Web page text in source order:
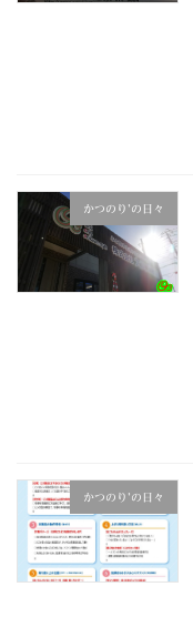
かつのり’の日々
かつのり’の日々